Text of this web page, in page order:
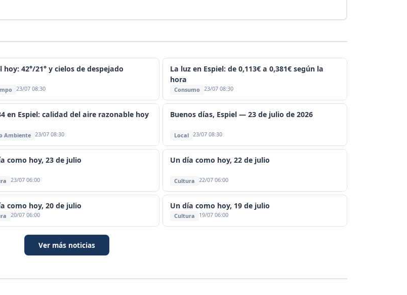
hoy: 42°/21° y cielos de despejado
23/07 08:30
La luz en Espiel: de 0,113€ a 0,381€ según la
hora
Consumo 23/07 08:30
en Espiel: calidad del aire razonable hoy
Ambiente 23/07 08:30
Buenos días, Espiel — 23 de julio de 2026
Local 23/07 08:30
como hoy, 23 de julio
23/07 06:00
Un día como hoy, 22 de julio
Cultura 22/07 06:00
como hoy, 20 de julio
20/07 06:00
Un día como hoy, 19 de julio
Cultura 19/07 06:00
Ver más noticias